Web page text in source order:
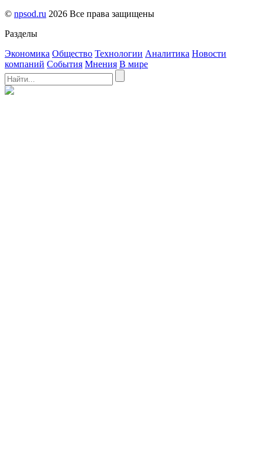
© npsod.ru 2026 Все права защищены
Разделы
Экономика Общество Технологии Аналитика Новости
компаний События Мнения В мире